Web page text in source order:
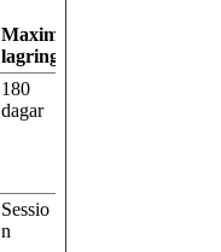
Maximal
lagringstid
180
dagar
Sessio
n